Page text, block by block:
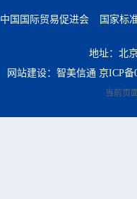
中国国际贸易促进会 国家标
地址：北
网站建设：智美信通 京ICP备
当前页